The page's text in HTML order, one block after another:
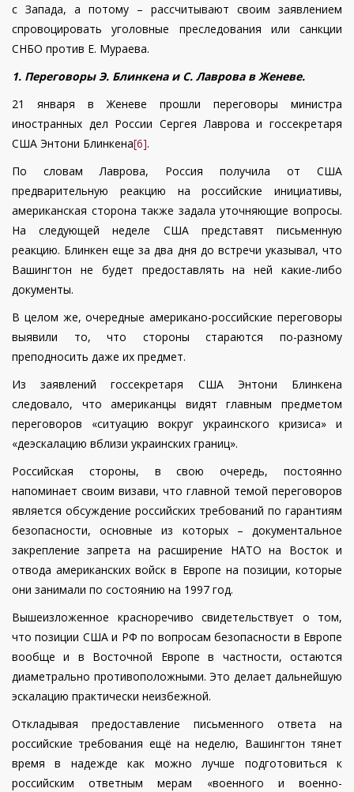
с Запада, а потому – рассчитывают своим заявлением
спровоцировать уголовные преследования или санкции
СНБО против Е. Мураева.
1. Переговоры Э. Блинкена и С. Лаврова в Женеве.
21 января в Женеве прошли переговоры министра
иностранных дел России Сергея Лаврова и госсекретаря
США Энтони Блинкена[6].
По словам Лаврова, Россия получила от США
предварительную реакцию на российские инициативы,
американская сторона также задала уточняющие вопросы.
На следующей неделе США представят письменную
реакцию. Блинкен еще за два дня до встречи указывал, что
Вашингтон не будет предоставлять на ней какие-либо
документы.
В целом же, очередные американо-российские переговоры
выявили то, что стороны стараются по-разному
преподносить даже их предмет.
Из заявлений госсекретаря США Энтони Блинкена
следовало, что американцы видят главным предметом
переговоров «ситуацию вокруг украинского кризиса» и
«деэскалацию вблизи украинских границ».
Российская стороны, в свою очередь, постоянно
напоминает своим визави, что главной темой переговоров
является обсуждение российских требований по гарантиям
безопасности, основные из которых – документальное
закрепление запрета на расширение НАТО на Восток и
отвода американских войск в Европе на позиции, которые
они занимали по состоянию на 1997 год.
Вышеизложенное красноречиво свидетельствует о том,
что позиции США и РФ по вопросам безопасности в Европе
вообще и в Восточной Европе в частности, остаются
диаметрально противоположными. Это делает дальнейшую
эскалацию практически неизбежной.
Откладывая предоставление письменного ответа на
российские требования ещё на неделю, Вашингтон тянет
время в надежде как можно лучше подготовиться к
российским ответным мерам «военного и военно-